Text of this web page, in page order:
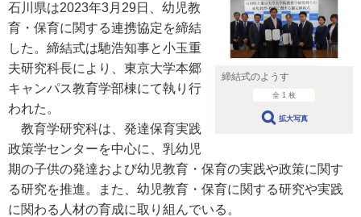
締結式のようす
全 1 枚
拡大写真
石川県は2023年3月29日、幼児教
育・保育に関する連携協定を締結
した。締結式は馳浩知事と小玉重
夫研究科長により、東京大学本郷
キャンパス教育学部棟にて執り行
われた。
教育学研究科は、発達保育実践
政策学センターを中心に、乳幼児
期の子供の発達および幼児教育・保育の実践や政策に関す
る研究を推進。また、幼児教育・保育に関する研究や実践
に関わる人材の育成に取り組んでいる。